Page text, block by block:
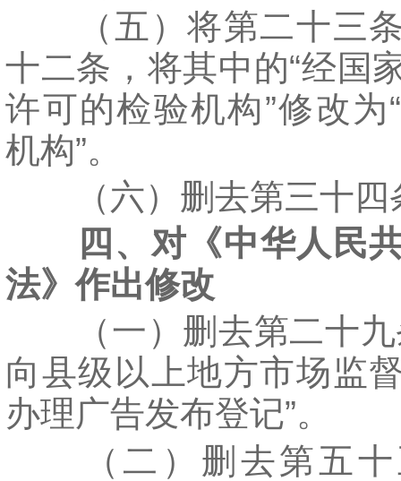
（五）将第二十三条
十二条，将其中的“经国
许可的检验机构”修改为
机构”。
（六）删去第三十四
四、对《中华人民
法》作出修改
（一）删去第二十九
向县级以上地方市场监
办理广告发布登记”。
（二）删去第五十